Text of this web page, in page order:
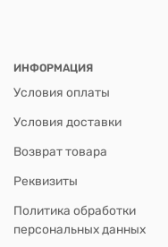
ИНФОРМАЦИЯ
Условия оплаты
Условия доставки
Возврат товара
Реквизиты
Политика обработки
персональных данных